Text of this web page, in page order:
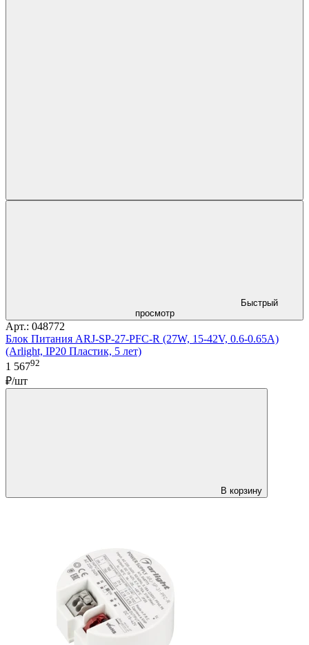
Быстрый
просмотр
Арт.: 048772
Блок Питания ARJ-SP-27-PFC-R (27W, 15-42V, 0.6-0.65A)
(Arlight, IP20 Пластик, 5 лет)
1 56792
₽/шт
В корзину